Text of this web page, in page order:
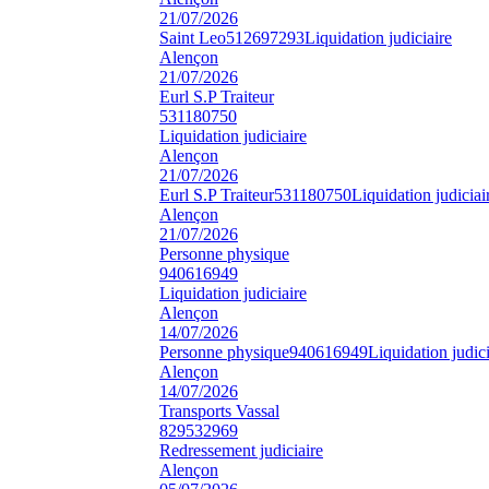
21/07/2026
Saint Leo512697293Liquidation judiciaire
Alençon
21/07/2026
Eurl S.P Traiteur
531180750
Liquidation judiciaire
Alençon
21/07/2026
Eurl S.P Traiteur531180750Liquidation
Alençon
21/07/2026
Personne physique
940616949
Liquidation judiciaire
Alençon
14/07/2026
Personne physique940616949Liquidation
Alençon
14/07/2026
Transports Vassal
829532969
Redressement judiciaire
Alençon